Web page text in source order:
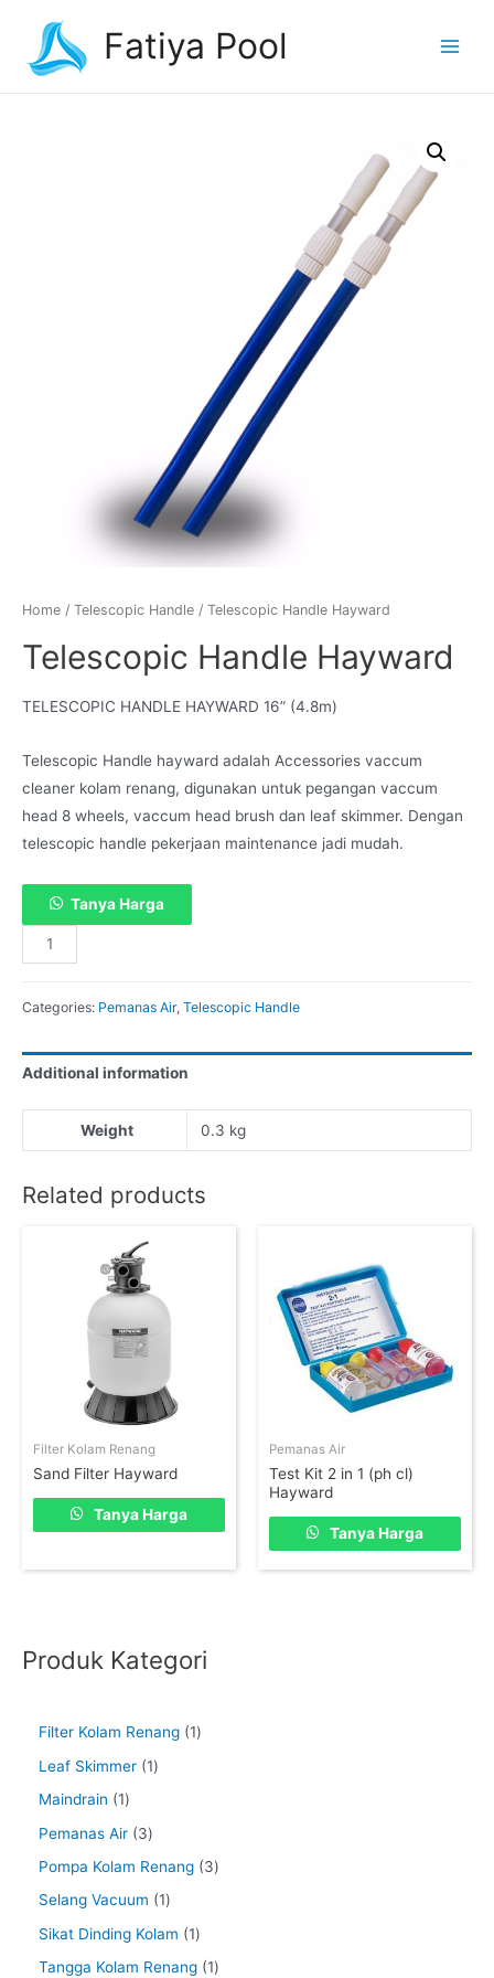
Fatiya Pool
Home / Telescopic Handle / Telescopic Handle Hayward
Telescopic Handle Hayward
TELESCOPIC HANDLE HAYWARD 16” (4.8m)
Telescopic Handle hayward adalah Accessories vaccum
cleaner kolam renang, digunakan untuk pegangan vaccum
head 8 wheels, vaccum head brush dan leaf skimmer. Dengan
telescopic handle pekerjaan maintenance jadi mudah.
Tanya Harga
Categories: Pemanas Air, Telescopic Handle
Additional information
Weight 0.3 kg
Related products
Filter Kolam Renang
Sand Filter Hayward
Tanya Harga
Pemanas Air
Test Kit 2 in 1 (ph cl)
Hayward
Tanya Harga
Produk Kategori
Filter Kolam Renang 1
Leaf Skimmer 1
Maindrain
1
Pemanas Air
3
Pompa Kolam Renang
3
Selang Vacuum
1
Sikat Dinding Kolam
1
Tangga Kolam Renang 1